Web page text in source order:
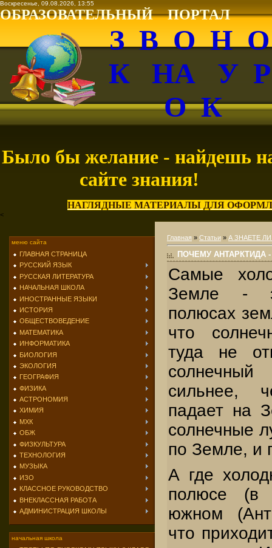
Воскресенье, 09.08.2026, 13:55
ОБРАЗОВАТЕЛЬНЫЙ ПОРТАЛ
З В О Н
К НА У
О К
Было бы желание - найдешь
сайте знания!
НАГЛЯДНЫЕ МАТЕРИАЛЫ ДЛЯ
<
меню сайта
ГЛАВНАЯ СТРАНИЦА
РУССКИЙ ЯЗЫК
РУССКАЯ ЛИТЕРАТУРА
НАЧАЛЬНАЯ ШКОЛА
ИНОСТРАННЫЕ ЯЗЫКИ
ИСТОРИЯ
ОБЩЕСТВОВЕДЕНИЕ
МАТЕМАТИКА
ИНФОРМАТИКА
БИОЛОГИЯ
ЭКОЛОГИЯ
ГЕОГРАФИЯ
ФИЗИКА
АСТРОНОМИЯ
ХИМИЯ
МХК
ОБЖ
ФИЗКУЛЬТУРА
ТЕХНОЛОГИЯ
МУЗЫКА
ИЗО
КЛАССНОЕ РУКОВОДСТВО
ВНЕКЛАССНАЯ РАБОТА
АДМИНИСТРАЦИЯ ШКОЛЫ
начальная школа
Главная » Статьи » А ЗНАЕТЕ
ПОЧЕМУ
Самые
Земле -
полюсах
что
туда не
сильнее,
падает на
солнечные
по Земле, и
А где
полюсе (в
южном
что